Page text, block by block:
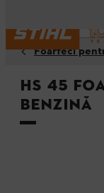
Foarfeci
HS 45
Benzină